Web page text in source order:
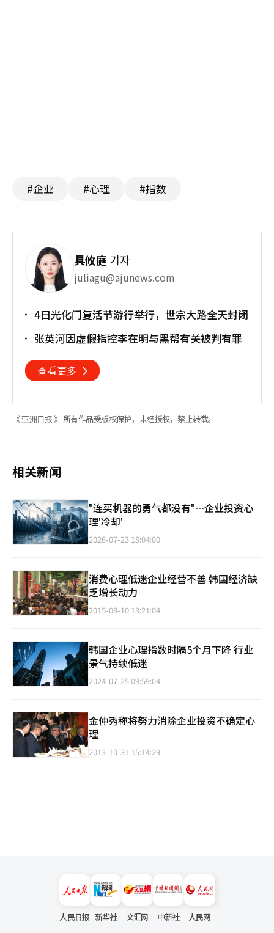
#企业 #心理 #指数
具攸庭 기자
juliagu@ajunews.com
4日光化门复活节游行举行，世宗大路全天封闭
张英河因虚假指控李在明与黑帮有关被判有罪
查看更多
《 亚洲日报 》 所有作品受版权保护，未经授权，禁止转载。
相关新闻
"连买机器的勇气都没有"…企业投资心
理'冷却'
2026-07-23 15:04:00
消费心理低迷企业经营不善 韩国经济缺
乏增长动力
2015-08-10 13:21:04
韩国企业心理指数时隔5个月下降 行业
景气持续低迷
2024-07-25 09:59:04
金仲秀称将努力消除企业投资不确定心
理
2013-10-31 15:14:29
人民日报 新华社 文汇网 中新社 人民网